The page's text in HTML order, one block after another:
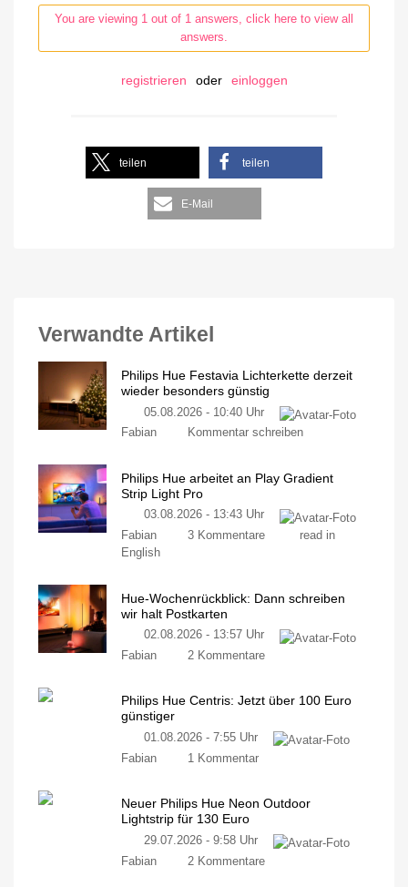
You are viewing 1 out of 1 answers, click here to view all
answers.
registrieren oder einloggen
teilen teilen
E-Mail
Verwandte Artikel
Philips Hue Festavia Lichterkette derzeit
wieder besonders günstig
05.08.2026 - 10:40 Uhr
Fabian
Kommentar schreiben
Philips Hue arbeitet an Play Gradient
Strip Light Pro
03.08.2026 - 13:43 Uhr
Fabian
3 Kommentare
read in
English
Hue-Wochenrückblick: Dann schreiben
wir halt Postkarten
02.08.2026 - 13:57 Uhr
Fabian
2 Kommentare
Philips Hue Centris: Jetzt über 100 Euro
günstiger
01.08.2026 - 7:55 Uhr
Fabian
1 Kommentar
Neuer Philips Hue Neon Outdoor
Lightstrip für 130 Euro
29.07.2026 - 9:58 Uhr
Fabian
2 Kommentare